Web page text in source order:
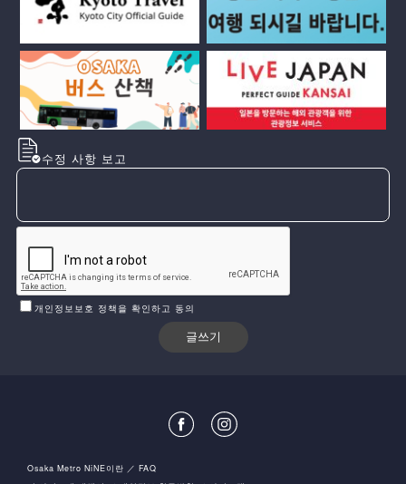
수정 사항 보고
개인정보보호 정책을 확인하고 동의
Osaka Metro NiNE이란
FAQ